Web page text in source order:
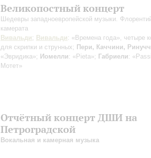
Великопостный концерт
Шедевры западноевропейской музыки.
камерата
Вивальди; Вивальди: «Времена года», четыре
для скрипки и струнных; Пери, Каччини,
«Эвридика»; Иомелли: «Pieta»; Габриели:
Мотет»
Отчётный концерт ДШИ на
Петроградской
Вокальная и камерная музыка